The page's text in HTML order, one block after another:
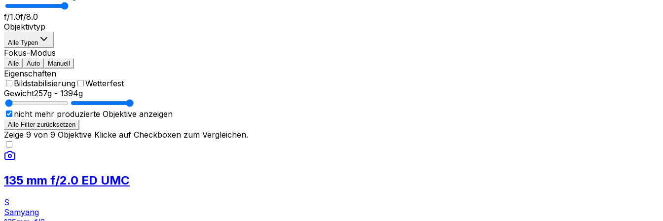
f/1.0f/8.0
Objektivtyp
Alle Typen
Fokus-Modus
Alle Auto Manuell
Eigenschaften
Bildstabilisierung
Wetterfest
Gewicht257g - 1394g
nicht mehr produzierte Objektive anzeigen
Alle Filter zurücksetzen
Zeige 9 von 9 Objektive Klicke auf Checkboxen zum Vergleichen.
135 mm f/2.0 ED UMC
S
Samyang